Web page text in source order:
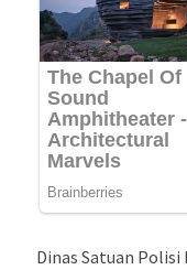
Dinas Satuan